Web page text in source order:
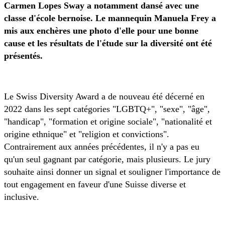
Carmen Lopes Sway a notamment dansé avec une
classe d'école bernoise. Le mannequin Manuela Frey a
mis aux enchères une photo d'elle pour une bonne
cause et les résultats de l'étude sur la diversité ont été
présentés.
Le Swiss Diversity Award a de nouveau été décerné en
2022 dans les sept catégories "LGBTQ+", "sexe", "âge",
"handicap", "formation et origine sociale", "nationalité et
origine ethnique" et "religion et convictions".
Contrairement aux années précédentes, il n'y a pas eu
qu'un seul gagnant par catégorie, mais plusieurs. Le jury
souhaite ainsi donner un signal et souligner l'importance de
tout engagement en faveur d'une Suisse diverse et
inclusive.